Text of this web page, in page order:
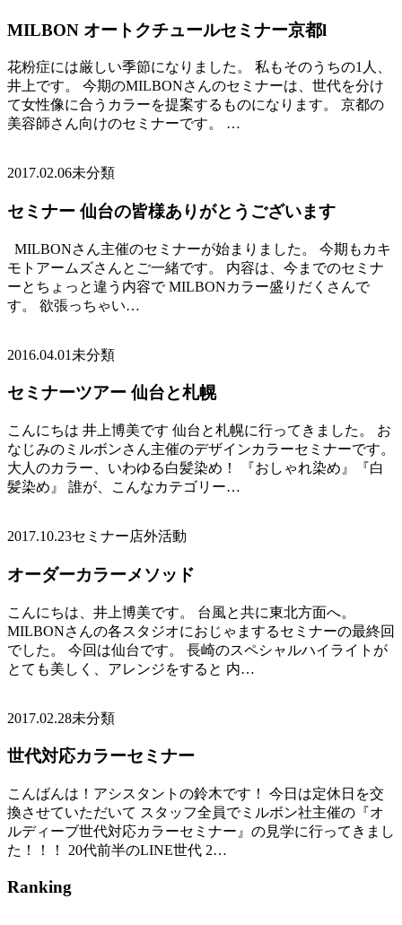
MILBON オートクチュールセミナー京都l
花粉症には厳しい季節になりました。 私もそのうちの1人、
井上です。 今期のMILBONさんのセミナーは、世代を分け
て女性像に合うカラーを提案するものになります。 京都の
美容師さん向けのセミナーです。 …
2017.02.06未分類
セミナー 仙台の皆様ありがとうございます
MILBONさん主催のセミナーが始まりました。 今期もカキ
モトアームズさんとご一緒です。 内容は、今までのセミナ
ーとちょっと違う内容で MILBONカラー盛りだくさんで
す。 欲張っちゃい…
2016.04.01 未分類
セミナーツアー 仙台と札幌
こんにちは 井上博美です 仙台と札幌に行ってきました。 お
なじみのミルボンさん主催のデザインカラーセミナーです。
大人のカラー、いわゆる白髪染め！ 『おしゃれ染め』『白
髪染め』 誰が、こんなカテゴリー…
2017.10.23セミナー店外活動
オーダーカラーメソッド
こんにちは、井上博美です。 台風と共に東北方面へ。
MILBONさんの各スタジオにおじゃまするセミナーの最終回
でした。 今回は仙台です。 長崎のスペシャルハイライトが
とても美しく、アレンジをすると 内…
2017.02.28未分類
世代対応カラーセミナー
こんばんは！アシスタントの鈴木です！ 今日は定休日を交
換させていただいて スタッフ全員でミルボン社主催の『オ
ルディーブ世代対応カラーセミナー』の見学に行ってきまし
た！！！ 20代前半のLINE世代 2…
Ranking